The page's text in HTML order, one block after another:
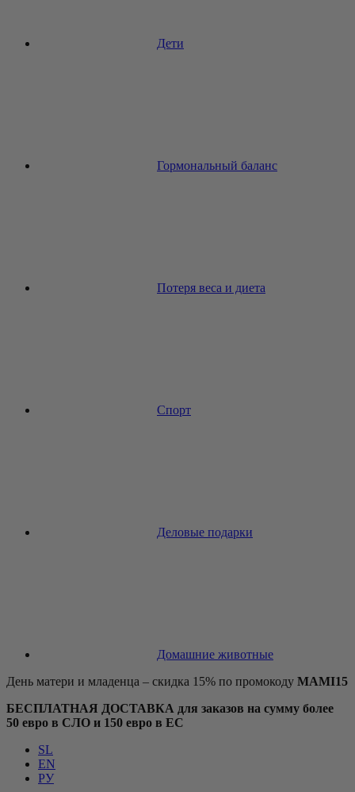
Дети
Гормональный баланс
Потеря веса и диета
Спорт
Деловые подарки
Домашние животные
День матери и младенца – скидка 15% по промокоду MAMI15
БЕСПЛАТНАЯ ДОСТАВКА для заказов на сумму более
50 евро в СЛО и 150 евро в ЕС
SL
EN
РУ